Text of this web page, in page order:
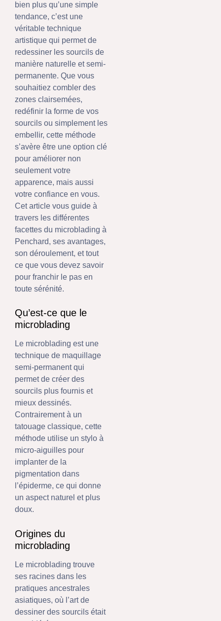
bien plus qu’une simple
tendance, c’est une
véritable technique
artistique qui permet de
redessiner les sourcils de
manière naturelle et semi-
permanente. Que vous
souhaitiez combler des
zones clairsemées,
redéfinir la forme de vos
sourcils ou simplement les
embellir, cette méthode
s’avère être une option clé
pour améliorer non
seulement votre
apparence, mais aussi
votre confiance en vous.
Cet article vous guide à
travers les différentes
facettes du microblading à
Penchard, ses avantages,
son déroulement, et tout
ce que vous devez savoir
pour franchir le pas en
toute sérénité.
Qu’est-ce que le
microblading
Le microblading est une
technique de maquillage
semi-permanent qui
permet de créer des
sourcils plus fournis et
mieux dessinés.
Contrairement à un
tatouage classique, cette
méthode utilise un stylo à
micro-aiguilles pour
implanter de la
pigmentation dans
l’épiderme, ce qui donne
un aspect naturel et plus
doux.
Origines du
microblading
Le microblading trouve
ses racines dans les
pratiques ancestrales
asiatiques, où l’art de
dessiner des sourcils était